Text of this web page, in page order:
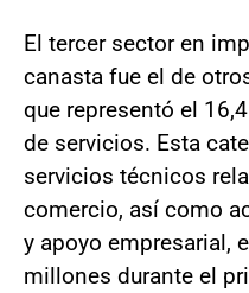
El tercer sector en
canasta fue el de
que representó el
de servicios. Esta
servicios técnicos
comercio, así como
y apoyo empresarial,
millones durante el